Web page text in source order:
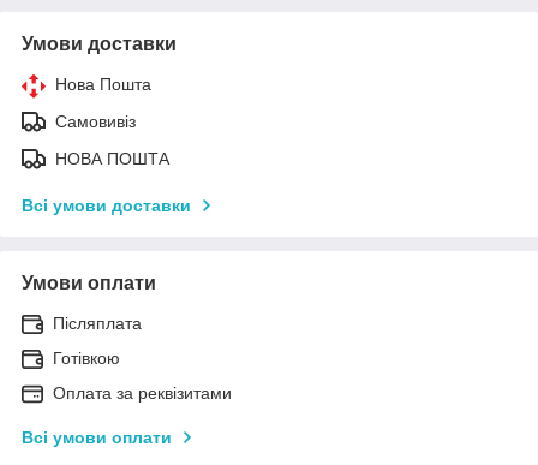
Умови доставки
Нова Пошта
Самовивіз
НОВА ПОШТА
Всі умови доставки
Умови оплати
Післяплата
Готівкою
Оплата за реквізитами
Всі умови оплати